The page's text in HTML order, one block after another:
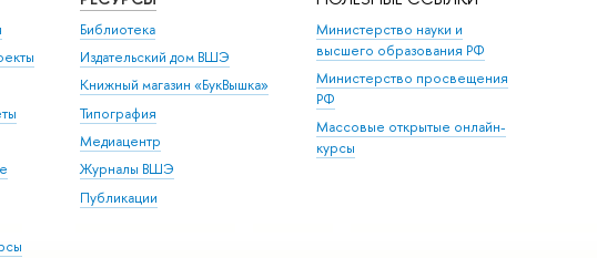
Библиотека
Издательский дом ВШЭ
Книжный магазин «БукВышка»
Типография
Медиацентр
Журналы ВШЭ
Публикации
Министерство науки и
высшего образования РФ
Министерство просвещения
РФ
Массовые открытые онлайн-
курсы